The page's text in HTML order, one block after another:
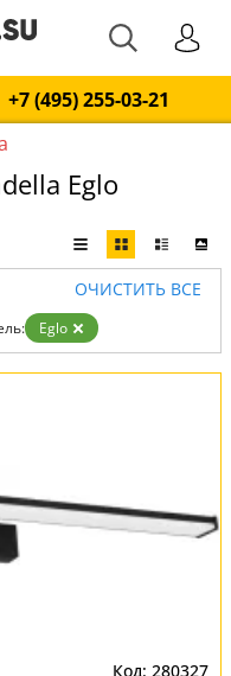
+7 (495) 255-03-21
Eglo
ОЧИСТИТЬ ВСЕ
Eglo
280327